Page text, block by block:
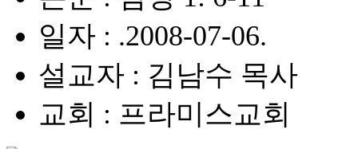
일자 : .2008-07-06.
설교자 : 김남수 목사
교회 : 프라미스교회